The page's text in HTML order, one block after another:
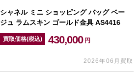
シャネル ミニ ショッピング バッグ ベー
ジュ ラムスキン ゴールド金具 AS4416
買取価格(税込) 430,000 円
2026年06月買取